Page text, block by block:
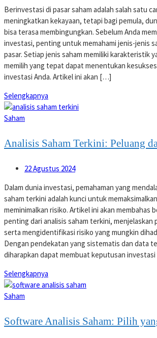
Berinvestasi di pasar saham adalah salah satu
meningkatkan kekayaan, tetapi bagi pemula,
bisa terasa membingungkan. Sebelum Anda
investasi, penting untuk memahami jenis-jenis
pasar. Setiap jenis saham memiliki karakteristik
memilih yang tepat dapat menentukan
investasi Anda. Artikel ini akan […]
Selengkapnya
Saham
Analisis Saham Terkini: Peluang
22 Agustus 2024
Dalam dunia investasi, pemahaman yang
saham terkini adalah kunci untuk
meminimalkan risiko. Artikel ini akan membahas
penting dari analisis saham terkini, menjelaskan
serta mengidentifikasi risiko yang mungkin
Dengan pendekatan yang sistematis dan data
diharapkan dapat membuat keputusan
Selengkapnya
Saham
Software Analisis Saham: Pilih